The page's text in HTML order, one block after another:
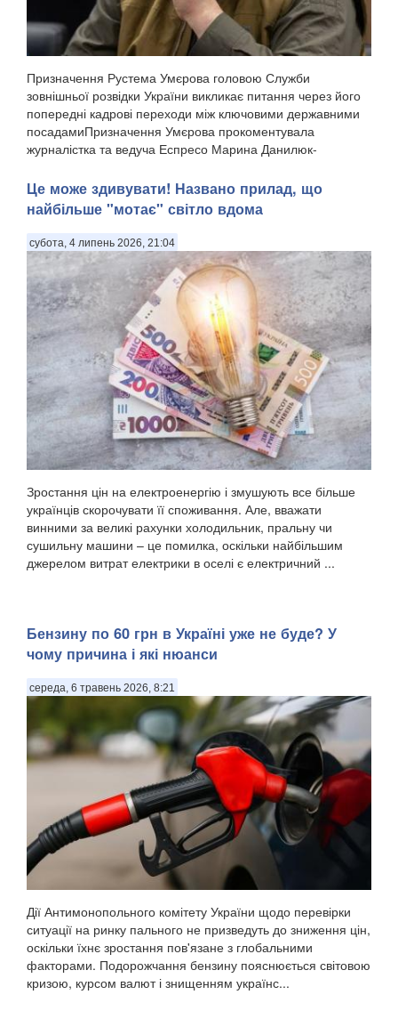
Призначення Рустема Умєрова головою Служби
зовнішньої розвідки України викликає питання через його
попередні кадрові переходи між ключовими державними
посадамиПризначення Умєрова прокоментувала
журналістка та ведуча Еспресо Марина Данилюк-
Це може здивувати! Названо прилад, що
найбільше "мотає" світло вдома
субота, 4 липень 2026, 21:04
Зростання цін на електроенергію і змушують все більше
українців скорочувати її споживання. Але, вважати
винними за великі рахунки холодильник, пральну чи
сушильну машини – це помилка, оскільки найбільшим
джерелом витрат електрики в оселі є електричний ...
Бензину по 60 грн в Україні уже не буде? У
чому причина і які нюанси
середа, 6 травень 2026, 8:21
Дії Антимонопольного комітету України щодо перевірки
ситуації на ринку пального не призведуть до зниження цін,
оскільки їхнє зростання пов'язане з глобальними
факторами. Подорожчання бензину пояснюється світовою
кризою, курсом валют і знищенням українс...